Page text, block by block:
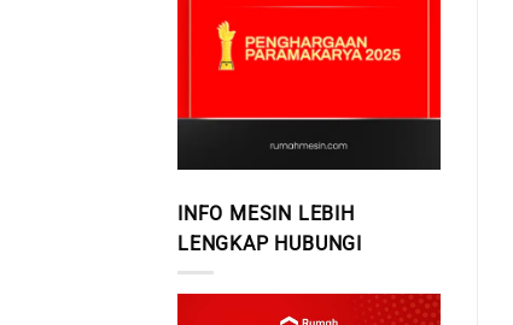
INFO MESIN LEBIH
LENGKAP HUBUNGI